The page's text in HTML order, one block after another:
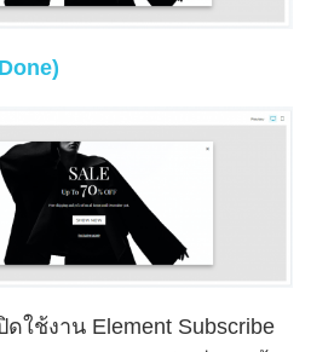
ใช้งาน Element Subscribe